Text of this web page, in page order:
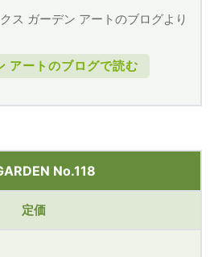
ス ガーデン アートのブログより
アートのブログで読む
No.118
定価